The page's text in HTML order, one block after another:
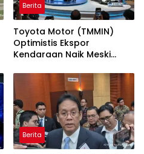
Berita
Toyota Motor (TMMIN)
Optimistis Ekspor
Kendaraan Naik Meski
Berita